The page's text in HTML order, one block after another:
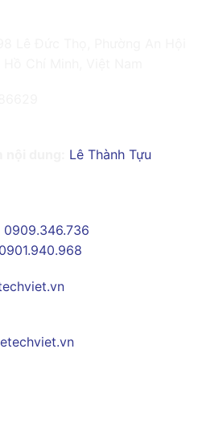
Lê Thành Tựu
0909.346.736
0901.940.968